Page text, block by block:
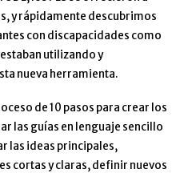
y rápidamente descubrimos
con discapacidades como
utilizando y
nueva herramienta.
de 10 pasos para crear los
las guías en lenguaje sencillo
las ideas principales,
cortas y claras, definir nuevos